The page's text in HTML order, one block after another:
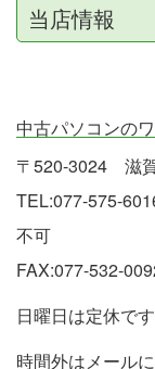
当店情報
中古パソコンの
〒520-3024 滋
TEL:077-575-
不可
FAX:077-532-
日曜日は定休です
時間外はメール